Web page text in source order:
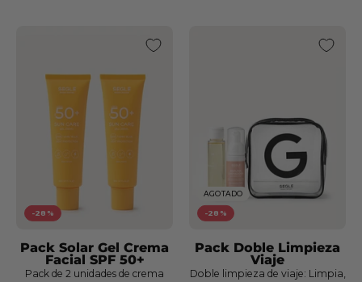
Cofre
Rutina
Jordi
Rutina
IN&OUT
-28%
Pack Solar Gel Crema
Facial SPF 50+
Pack de 2 unidades de crema
AGOTADO
-28%
Pack Doble Limpieza
Viaje
Doble limpieza de viaje: Limpia,